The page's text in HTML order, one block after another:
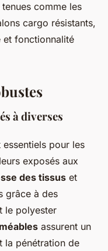
comme les
cargo résistants,
et fonctionnalité
à diverses
essentiels pour les
exposés aux
des tissus et
grâce à des
le polyester
assurent un
la pénétration de